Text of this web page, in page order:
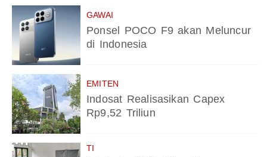
GAWAI
Ponsel POCO F9 akan Meluncur
di Indonesia
EMITEN
Indosat Realisasikan Capex
Rp9,52 Triliun
TI